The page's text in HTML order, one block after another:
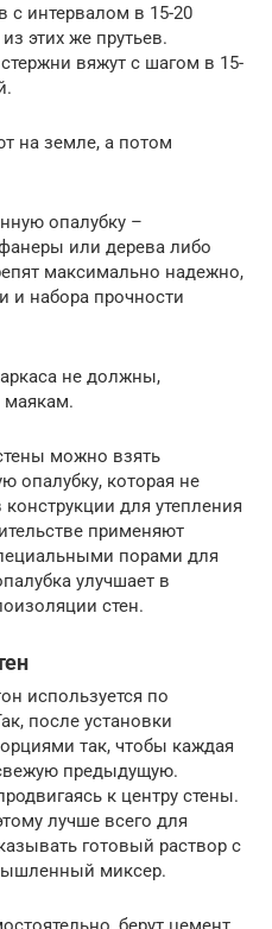
с интервалом в 15-20
этих же прутьев.
вяжут с шагом в 15-
на земле, а потом
опалубку –
или дерева либо
максимально надежно,
и набора прочности
не должны,
маякам.
можно взять
опалубку, которая не
конструкции для утепления
применяют
порами для
улучшает в
стен.
используется по
после установки
так, чтобы каждая
предыдущую.
к центру стены.
лучше всего для
готовый раствор с
миксер.